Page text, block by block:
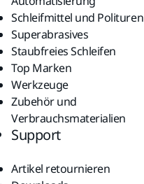
Schleifmittel und Polituren
Superabrasives
Staubfreies Schleifen
Top Marken
Werkzeuge
Zubehör und
Verbrauchsmaterialien
Support
Artikel retournieren